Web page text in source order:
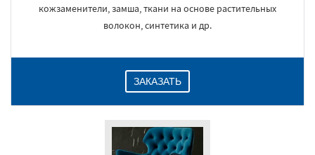
кожзаменители, замша, ткани на основе растительных
волокон, синтетика и др.
ЗАКАЗАТЬ